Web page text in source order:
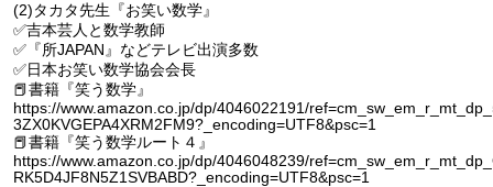
(2)タカタ先生『お笑い数学』
✅吉本芸人と数学教師
✅『所JAPAN』などテレビ出演多数
✅日本お笑い数学協会会長
📕書籍『笑う数学』
https://www.amazon.co.jp/dp/4046022191/
3ZX0KVGEPA4XRM2FM9?_encoding=UTF8&psc=1
📕書籍『笑う数学ルート４』
https://www.amazon.co.jp/dp/4046048239/
RK5D4JF8N5Z1SVBABD?_encoding=UTF8&psc=1